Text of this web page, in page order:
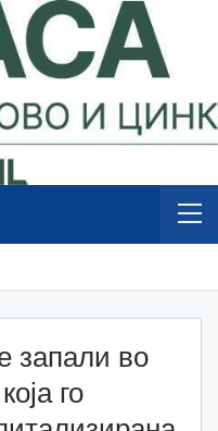
запали во
го